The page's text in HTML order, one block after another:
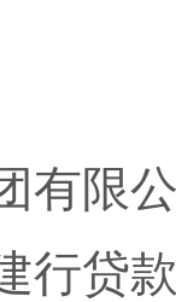
有限
行贷